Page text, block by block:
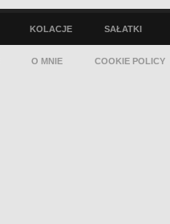
KOLACJE SAŁATKI
O MNIE COOKIE POLICY